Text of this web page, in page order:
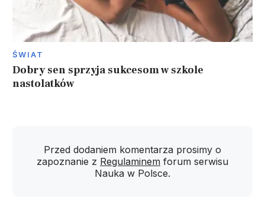
ŚWIAT
Dobry sen sprzyja sukcesom w szkole
nastolatków
Przed dodaniem komentarza prosimy o
zapoznanie z Regulaminem forum serwisu
Nauka w Polsce.